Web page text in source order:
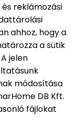
reklámozási
ahhoz, hogy a
a sütik
jelen
módosítása
DB Kft.
fájlokat